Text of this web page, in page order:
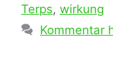
Terps, wirkung
Kommentar